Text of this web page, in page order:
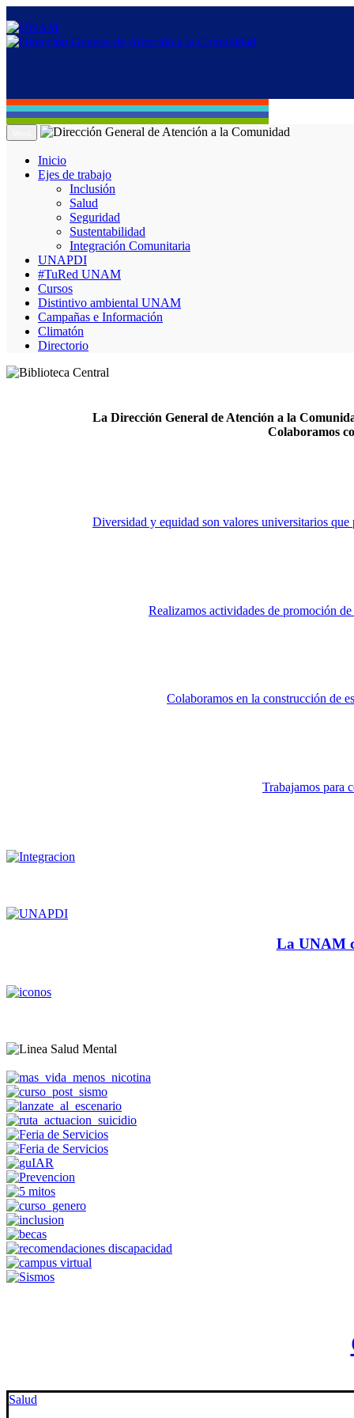
Inicio
Ejes de trabajo
Inclusión
Salud
Seguridad
Sustentabilidad
Integración Comunitaria
UNAPDI
#TuRed UNAM
Cursos
Distintivo ambiental UNAM
Campañas e Información
Climatón
Directorio
La Dirección General de Atención a la
Colaboramos
Diversidad y equidad son valores universitarios que
Realizamos actividades de promoción
Colaboramos en la construcción de
Trabajamos para
La UNAM
Salud